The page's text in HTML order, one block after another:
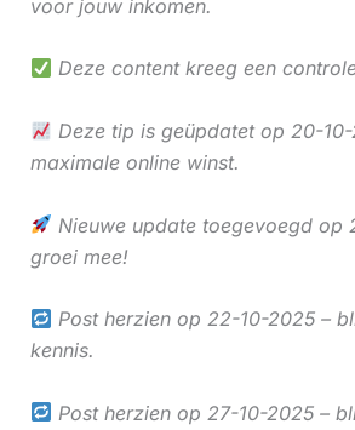
voor jouw inkomen.
Deze content kreeg een
Deze tip is geüpdatet op 20-
maximale online winst.
Nieuwe update toegevoegd op
groei mee!
Post herzien op 22-10-2025 –
kennis.
Post herzien op 27-10-2025 –